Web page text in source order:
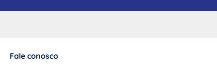
Fale conosco